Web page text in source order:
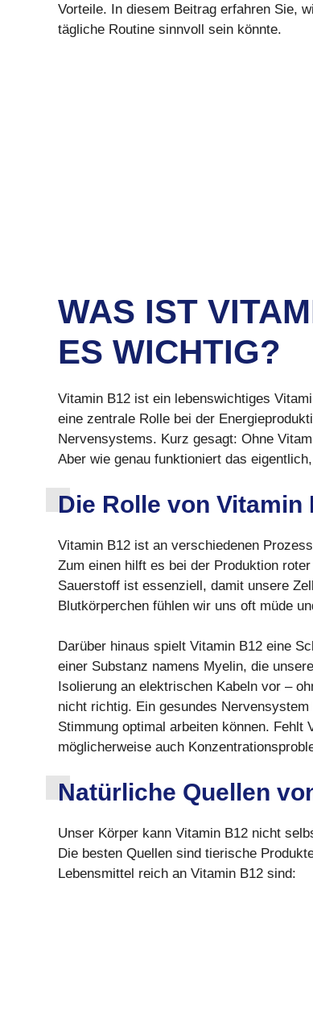
Vorteile. In diesem Beitrag erfahren Sie,
tägliche Routine sinnvoll sein könnte.
WAS IST
ES WICHTIG?
Vitamin B12 ist ein lebenswichtiges
eine zentrale Rolle bei der
Nervensystems. Kurz gesagt: Ohne
Aber wie genau funktioniert das
Die Rolle von
Vitamin B12 ist an verschiedenen
Zum einen hilft es bei der Produktion
Sauerstoff ist essenziell, damit unsere
Blutkörperchen fühlen wir uns oft müde
Darüber hinaus spielt Vitamin B12 eine
einer Substanz namens Myelin, die
Isolierung an elektrischen Kabeln vor –
nicht richtig. Ein gesundes
Stimmung optimal arbeiten können.
möglicherweise auch
Natürliche Quellen
Unser Körper kann Vitamin B12 nicht
Die besten Quellen sind tierische
Lebensmittel reich an Vitamin B12 sind: